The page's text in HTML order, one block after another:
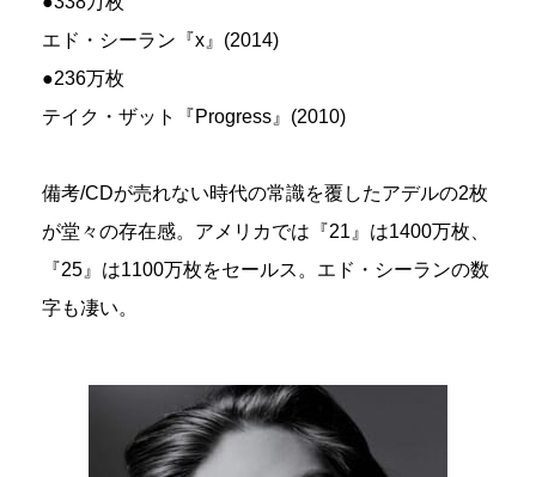
エド・シーラン『x』(2014)
●236万枚
テイク・ザット『Progress』(2010)
備考/CDが売れない時代の常識を覆したアデルの2枚
が堂々の存在感。アメリカでは『21』は1400万枚、
『25』は1100万枚をセールス。エド・シーランの数
字も凄い。